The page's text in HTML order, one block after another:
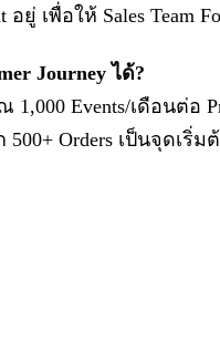
อยู่ เพื่อให้ Sales Team
Journey ได้?
1,000 Events/เดือนต่อ
500+ Orders เป็นจุดเริ่ม